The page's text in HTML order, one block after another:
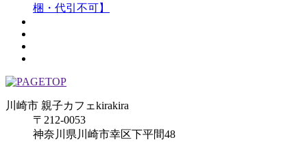
梱・代引不可】
川崎市 親子カフェkirakira
〒212-0053
神奈川県川崎市幸区下平間48